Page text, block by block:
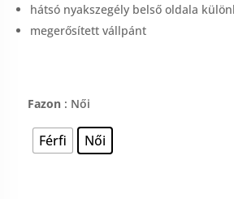
hátsó nyakszegély belső oldala
megerősített vállpánt
Fazon : Női
Férfi Női